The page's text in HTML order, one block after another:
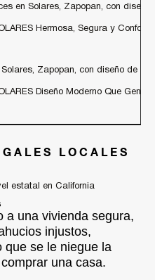
Hermosa, Segura y
Diseño Moderno Que
LOCALES
estatal en California
a una vivienda segura,
injustos,
que se le niegue la
una casa.